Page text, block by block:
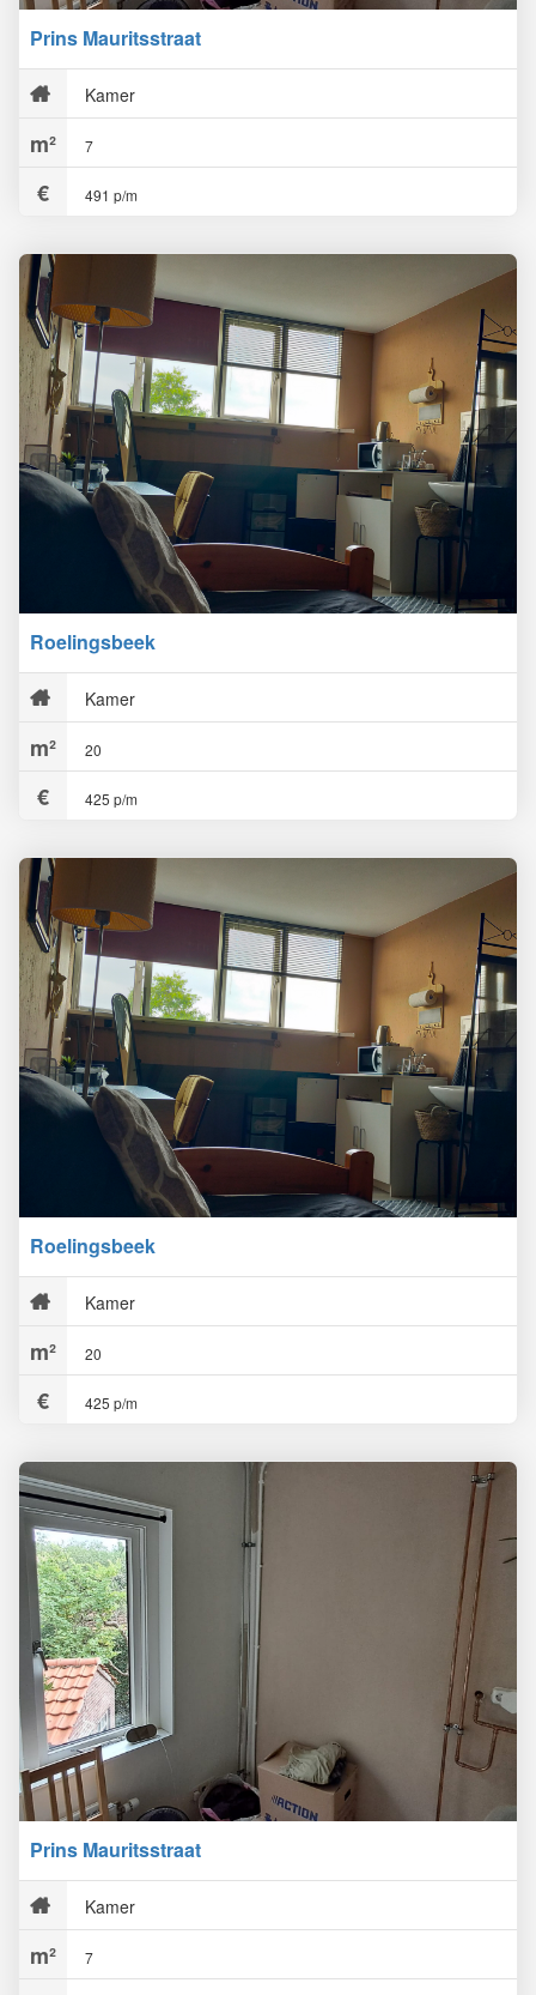
Prins Mauritsstraat
Kamer
7
491 p/m
Roelingsbeek
Kamer
20
425 p/m
Roelingsbeek
Kamer
20
425 p/m
Prins Mauritsstraat
Kamer
7